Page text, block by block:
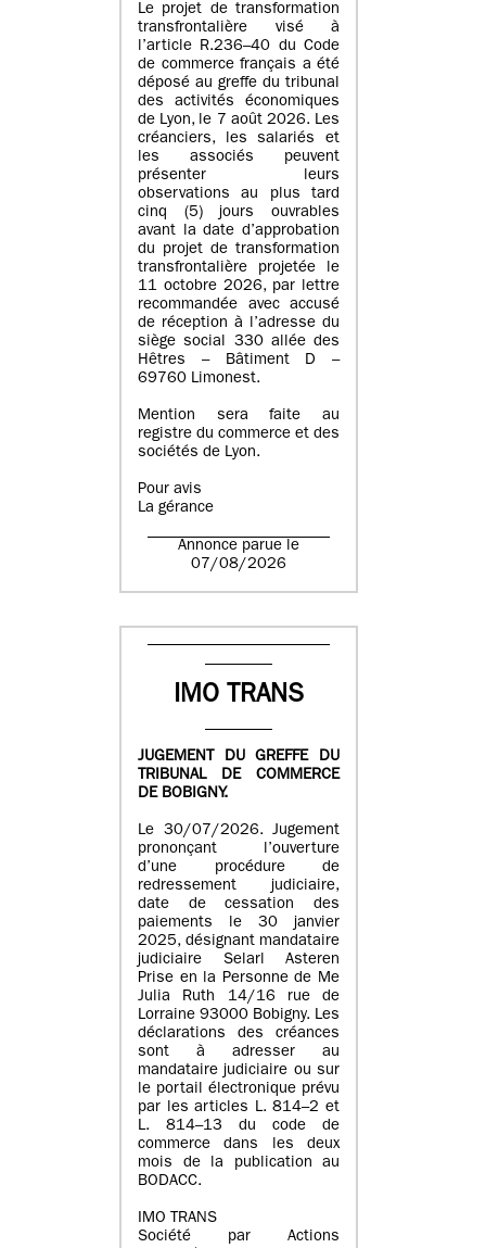
Le projet de transformation
transfrontalière visé à
l’article R.236–40 du Code
de commerce français a été
déposé au greffe du tribunal
des activités économiques
de Lyon, le 7 août 2026. Les
créanciers, les salariés et
les associés peuvent
présenter leurs
observations au plus tard
cinq (5) jours ouvrables
avant la date d’approbation
du projet de transformation
transfrontalière projetée le
11 octobre 2026, par lettre
recommandée avec accusé
de réception à l’adresse du
siège social 330 allée des
Hêtres – Bâtiment D –
69760 Limonest.
Mention sera faite au
registre du commerce et des
sociétés de Lyon.
Pour avis
La gérance
Annonce parue le
07/08/2026
IMO TRANS
JUGEMENT DU GREFFE DU
TRIBUNAL DE COMMERCE
DE BOBIGNY.
Le 30/07/2026. Jugement
prononçant l’ouverture
d’une procédure de
redressement judiciaire,
date de cessation des
paiements le 30 janvier
2025, désignant mandataire
judiciaire Selarl Asteren
Prise en la Personne de Me
Julia Ruth 14/16 rue de
Lorraine 93000 Bobigny. Les
déclarations des créances
sont à adresser au
mandataire judiciaire ou sur
le portail électronique prévu
par les articles L. 814–2 et
L. 814–13 du code de
commerce dans les deux
mois de la publication au
BODACC.
IMO TRANS
Société par Actions